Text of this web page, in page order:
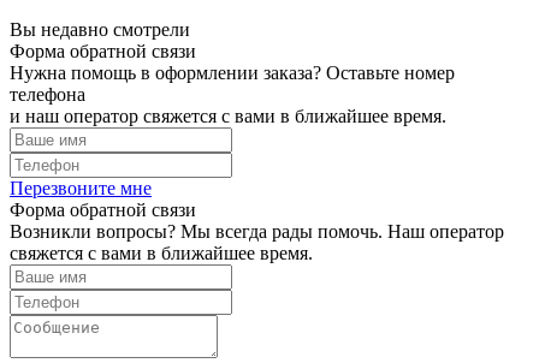
Вы недавно смотрели
Форма обратной связи
Нужна помощь в оформлении заказа? Оставьте номер
телефона
и наш оператор свяжется с вами в ближайшее время.
Перезвоните мне
Форма обратной связи
Возникли вопросы? Мы всегда рады помочь. Наш оператор
свяжется с вами в ближайшее время.